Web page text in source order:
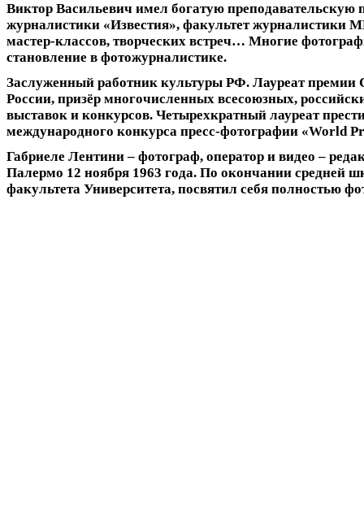
Виктор Васильевич имел богатую преподавательскую
журналистики «Известия», факультет журналистики
мастер-классов, творческих встреч… Многие
становление в фотожурналистике.
Заслуженный работник культуры РФ. Лауреат премии
России, призёр многочисленных всесоюзных,
выставок и конкурсов. Четырехкратный лауреат
международного конкурса пресс-фотографии «World
Габриеле Лентини – фотограф, оператор и видео –
Палермо 12 ноября 1963 года. По окончании средней
факультета Университета, посвятил себя полностью